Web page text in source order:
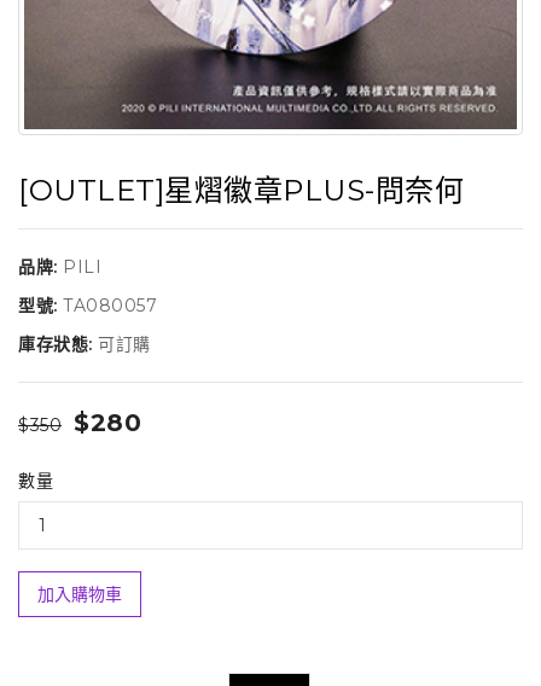
[OUTLET]星熠徽章PLUS-問奈何
品牌: PILI
型號: TA080057
庫存狀態: 可訂購
$350 $280
數量
加入購物車